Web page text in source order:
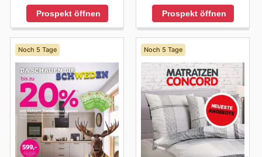
Prospekt öffnen Prospekt öffnen
Noch 5 Tage Noch 5 Tage